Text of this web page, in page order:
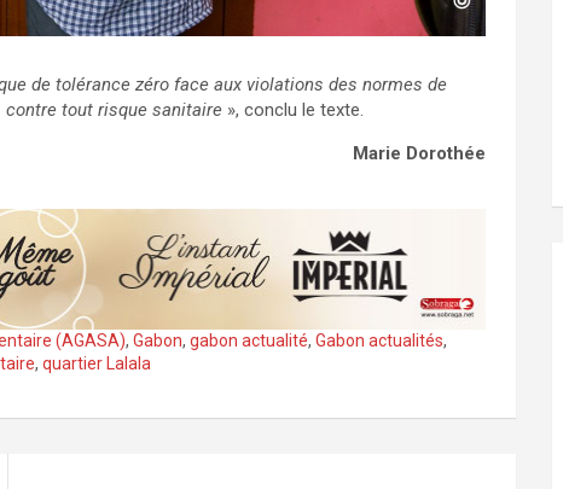
de tolérance zéro face aux violations des normes de
tout risque sanitaire », conclu le texte.
Marie Dorothée
(AGASA), Gabon, gabon actualité, Gabon actualités,
, quartier Lalala